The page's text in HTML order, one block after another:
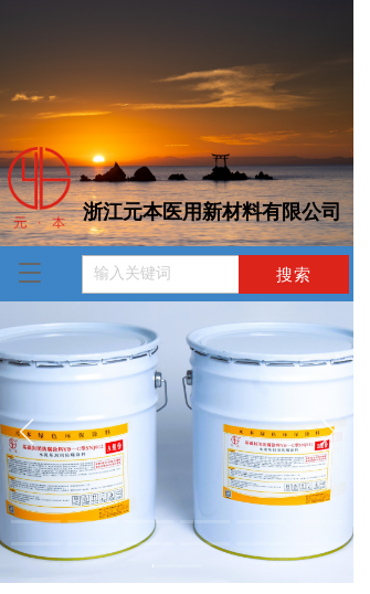
浙江元本医用新材料有限公司
T
l
e
a
v
i
g
a
i
o